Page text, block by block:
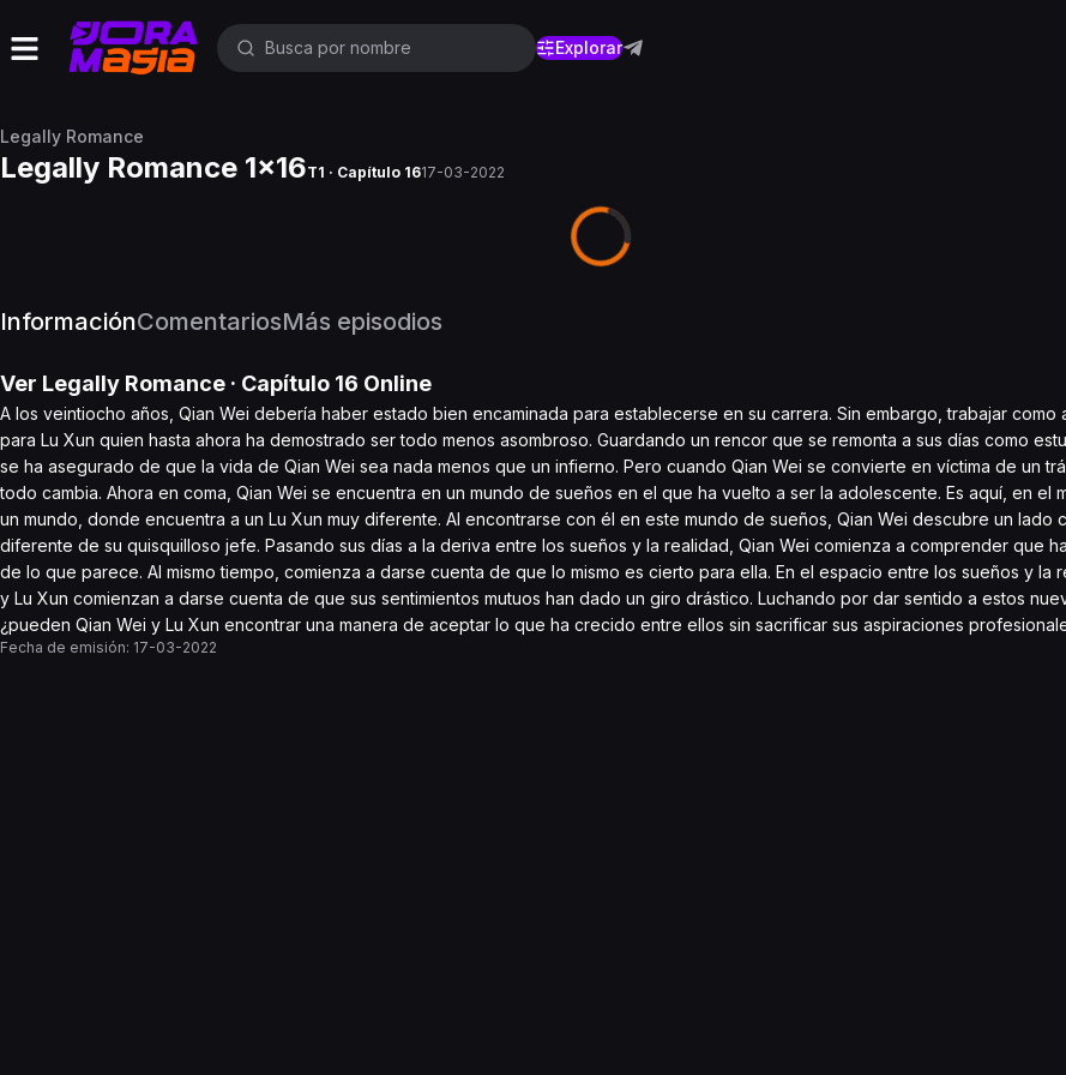
Explorar
Legally Romance
Legally Romance 1x16T1 · Capítulo 1617-03-2022
InformaciónComentariosMás episodios
Ver Legally Romance · Capítulo 16 Online
A los veintiocho años, Qian Wei debería haber estado bien encaminada para establecerse en su carrera. Sin embargo, trabajar como
para Lu Xun quien hasta ahora ha demostrado ser todo menos asombroso. Guardando un rencor que se remonta a sus días como
se ha asegurado de que la vida de Qian Wei sea nada menos que un infierno. Pero cuando Qian Wei se convierte en víctima de un
todo cambia. Ahora en coma, Qian Wei se encuentra en un mundo de sueños en el que ha vuelto a ser la adolescente. Es aquí, en el
un mundo, donde encuentra a un Lu Xun muy diferente. Al encontrarse con él en este mundo de sueños, Qian Wei descubre un lado
diferente de su quisquilloso jefe. Pasando sus días a la deriva entre los sueños y la realidad, Qian Wei comienza a comprender que
de lo que parece. Al mismo tiempo, comienza a darse cuenta de que lo mismo es cierto para ella. En el espacio entre los sueños y la
y Lu Xun comienzan a darse cuenta de que sus sentimientos mutuos han dado un giro drástico. Luchando por dar sentido a estos
¿pueden Qian Wei y Lu Xun encontrar una manera de aceptar lo que ha crecido entre ellos sin sacrificar sus aspiraciones
Fecha de emisión: 17-03-2022